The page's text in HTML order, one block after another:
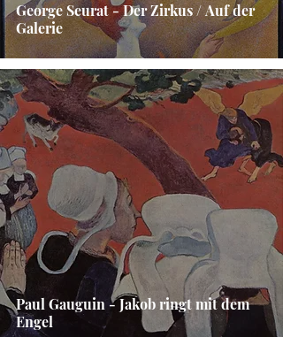
George Seurat - Der Zirkus / Auf der
Galerie
Paul Gauguin - Jakob ringt mit dem
Engel